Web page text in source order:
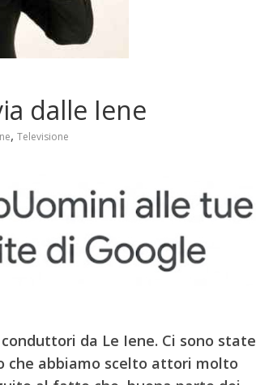
dalle Iene
, Televisione
conduttori da Le Iene. Ci sono state
che abbiamo scelto attori molto